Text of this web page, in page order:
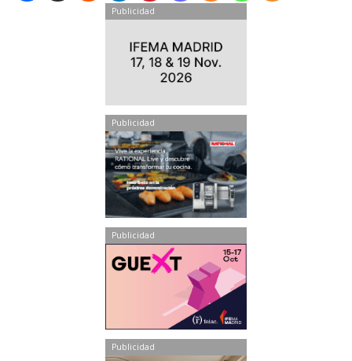
Publicidad
Publicidad
Publicidad
Publicidad